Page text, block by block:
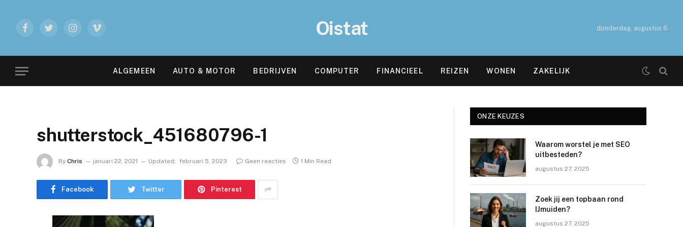
FacebookTwitterInstagramVimeo Oistat donderdag, augustus 6
ALGEMEEN AUTO & MOTOR BEDRIJVEN COMPUTER FINANCIEEL REIZEN WONEN ZAKELIJK
shutterstock_451680796-1
By Chris januari 22, 2021 Updated: februari 5, 2023 Geen reacties 1 Min Read
Facebook Twitter Pinterest
ONZE KEUZES
Waarom worstel je met SEO
uitbesteden?
augustus 27, 2025
Zoek jij een topbaan rond
IJmuiden?
augustus 27, 2025